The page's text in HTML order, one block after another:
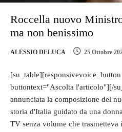
Roccella nuovo
ma non benissimo
ALESSIO DELUCA 25 Ottobre
buttontext="Ascolta l'articolo"][/
annunciata la composizione del
storia d'Italia guidato da una
TV senza volume che trasmetteva